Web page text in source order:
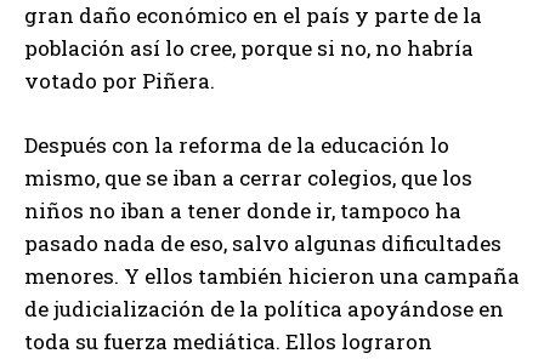
gran daño económico en el país y parte de la
población así lo cree, porque si no, no habría
votado por Piñera.
Después con la reforma de la educación lo
mismo, que se iban a cerrar colegios, que los
niños no iban a tener donde ir, tampoco ha
pasado nada de eso, salvo algunas dificultades
menores. Y ellos también hicieron una campaña
de judicialización de la política apoyándose en
toda su fuerza mediática. Ellos lograron